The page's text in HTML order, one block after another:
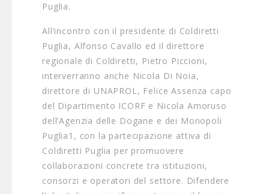
Puglia.
All’incontro con il presidente di Coldiretti
Puglia, Alfonso Cavallo ed il direttore
regionale di Coldiretti, Pietro Piccioni,
interverranno anche Nicola Di Noia,
direttore di UNAPROL, Felice Assenza capo
del Dipartimento ICORF e Nicola Amoruso
dell’Agenzia delle Dogane e dei Monopoli
Puglia1, con la partecipazione attiva di
Coldiretti Puglia per promuovere
collaborazioni concrete tra istituzioni,
consorzi e operatori del settore. Difendere